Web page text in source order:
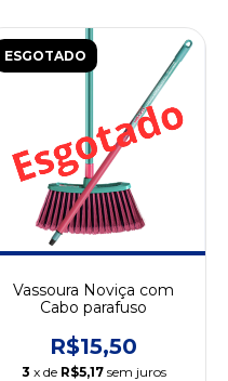
ESGOTADO
Vassoura Noviça com
Cabo parafuso
R$15,50
3 x de R$5,17 sem juros